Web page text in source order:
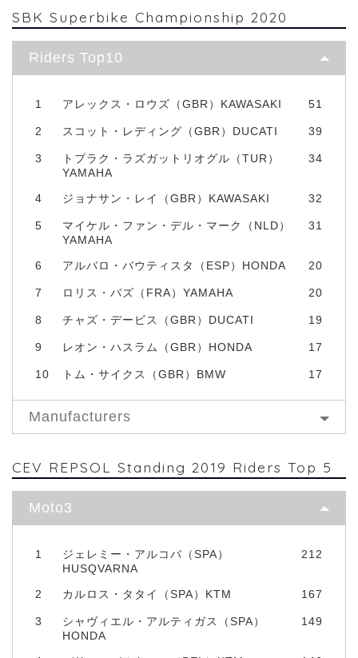
SBK Superbike Championship 2020
Riders Top10
1 アレックス・ロウズ（GBR）KAWASAKI 51
2 スコット・レディング（GBR）DUCATI 39
3
トプラク・ラズガットリオグル（TUR）
YAMAHA
34
4 ジョナサン・レイ（GBR）KAWASAKI 32
5
マイケル・ファン・デル・マーク（NLD）
YAMAHA
31
6 アルバロ・バウティスタ（ESP）HONDA 20
7 ロリス・バズ（FRA）YAMAHA 20
8 チャズ・デービス（GBR）DUCATI 19
9 レオン・ハスラム（GBR）HONDA 17
10 トム・サイクス（GBR）BMW 17
Manufacturers
CEV REPSOL Standing 2019 Riders Top 5
Moto3
1
ジェレミー・アルコバ（SPA）
HUSQVARNA
212
2 カルロス・タタイ（SPA）KTM 167
3
シャヴィエル・アルティガス（SPA）
HONDA
149